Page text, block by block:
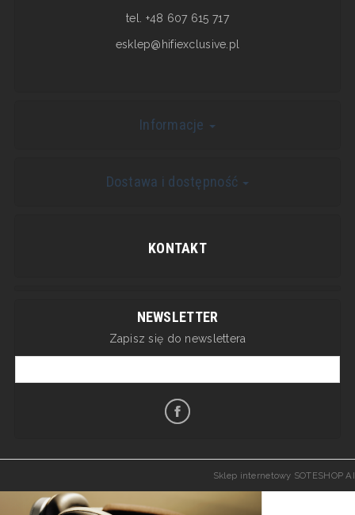
tel. +48 607 615 717
esklep@hifiexclusive.pl
Informacje
Dostawa i dostępność
KONTAKT
NEWSLETTER
Zapisz się do newslettera
Sklep internetowy SOTESHOP AI